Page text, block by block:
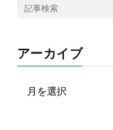
アーカイブ